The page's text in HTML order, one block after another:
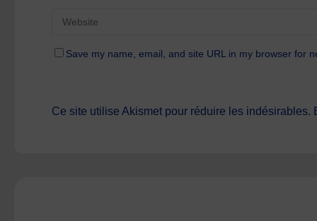
Save my name, email, and site URL in my browser for
Ce site utilise Akismet pour réduire les indésirables.